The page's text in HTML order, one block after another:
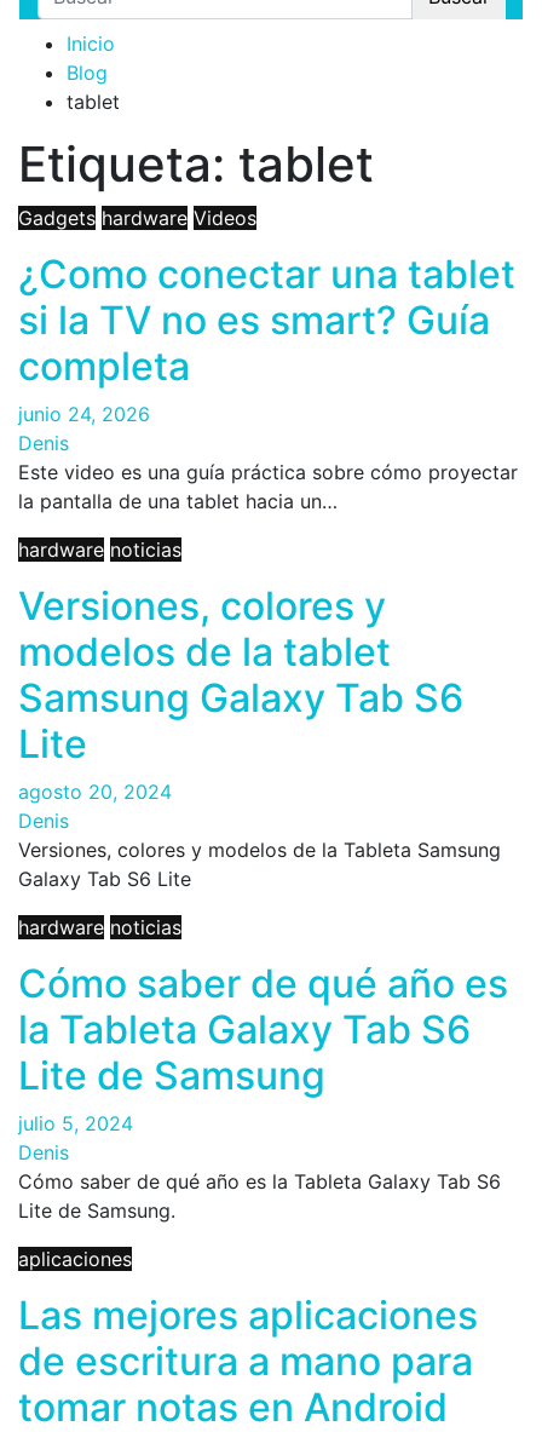
Inicio
Blog
tablet
Etiqueta: tablet
Gadgets hardware Videos
¿Como conectar una tablet
si la TV no es smart? Guía
completa
junio 24, 2026
Denis
Este video es una guía práctica sobre cómo proyectar
la pantalla de una tablet hacia un…
hardware noticias
Versiones, colores y
modelos de la tablet
Samsung Galaxy Tab S6
Lite
agosto 20, 2024
Denis
Versiones, colores y modelos de la Tableta Samsung
Galaxy Tab S6 Lite
hardware noticias
Cómo saber de qué año es
la Tableta Galaxy Tab S6
Lite de Samsung
julio 5, 2024
Denis
Cómo saber de qué año es la Tableta Galaxy Tab S6
Lite de Samsung.
aplicaciones
Las mejores aplicaciones
de escritura a mano para
tomar notas en Android